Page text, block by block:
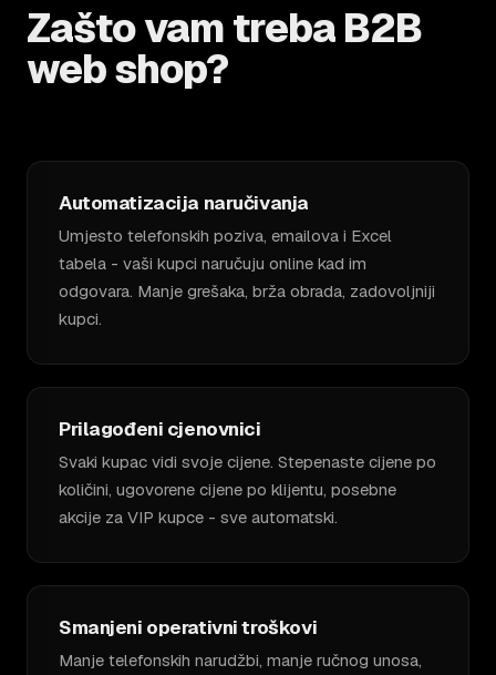
Zašto vam treba B2B
web shop?
Automatizacija naručivanja
Umjesto telefonskih poziva, emailova i Excel
tabela - vaši kupci naručuju online kad im
odgovara. Manje grešaka, brža obrada, zadovoljniji
kupci.
Prilagođeni cjenovnici
Svaki kupac vidi svoje cijene. Stepenaste cijene po
količini, ugovorene cijene po klijentu, posebne
akcije za VIP kupce - sve automatski.
Smanjeni operativni troškovi
Manje telefonskih narudžbi, manje ručnog unosa,